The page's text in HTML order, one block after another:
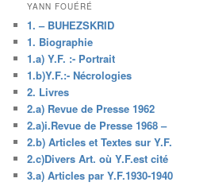
YANN FOUÉRÉ
1. – BUHEZSKRID
1. Biographie
1.a) Y.F. :- Portrait
1.b)Y.F.:- Nécrologies
2. Livres
2.a) Revue de Presse 1962
2.a)i.Revue de Presse 1968 –
2.b) Articles et Textes sur Y.F.
2.c)Divers Art. où Y.F.est cité
3.a) Articles par Y.F.1930-1940